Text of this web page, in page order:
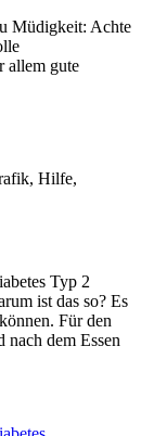
Müdigkeit: Achte
allem gute
Typ 2
ist das so? Es
Für den
nach dem Essen